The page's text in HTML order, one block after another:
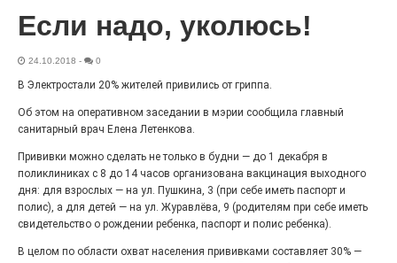
Выставка «Палитра героизма» — новый масштабный
проект, на который электростальцев приглашает к
себе Выставочный зал им. Олега Коняшина.
Если надо, уколюсь!
24.10.2018 - 0
В Электростали 20% жителей привились от гриппа.
Об этом на оперативном заседании в мэрии сообщила главный
санитарный врач Елена Летенкова.
Прививки можно сделать не только в будни — до 1 декабря в
поликлиниках с 8 до 14 часов организована вакцинация выходного
дня: для взрослых — на ул. Пушкина, 3 (при себе иметь паспорт и
полис), а для детей — на ул. Журавлёва, 9 (родителям при себе иметь
свидетельство о рождении ребенка, паспорт и полис ребенка).
В целом по области охват населения прививками составляет 30% —